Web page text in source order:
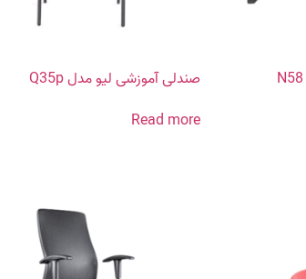
صندلی آموزشی لیو مدل Q35p
Read more